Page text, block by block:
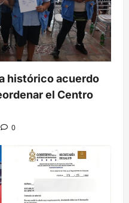
histórico acuerdo
el Centro
0